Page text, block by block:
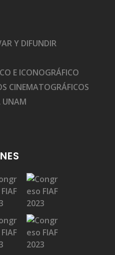
Y DIFUNDIR
E ICONOGRÁFICO
CINEMATOGRÁFICOS
UNAM